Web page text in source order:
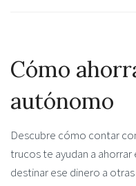
Cómo
autónomo
Descubre cómo contar
trucos te ayudan a
destinar ese dinero a